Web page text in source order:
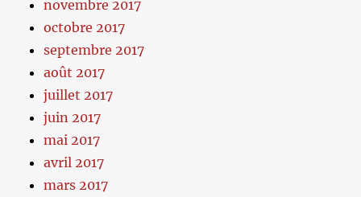
novembre 2017
octobre 2017
septembre 2017
août 2017
juillet 2017
juin 2017
mai 2017
avril 2017
mars 2017